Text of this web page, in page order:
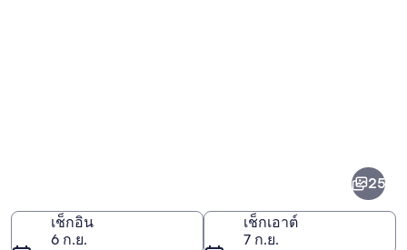
25
เช็กอิน
6 ก.ย.
เช็กเอาต์
7 ก.ย.